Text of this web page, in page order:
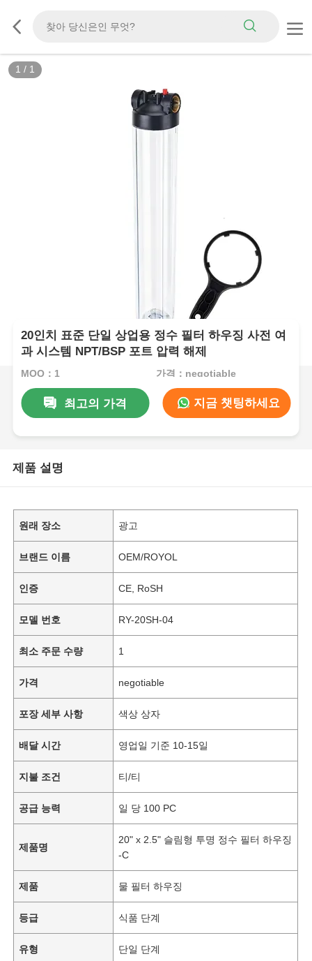
1 / 1
20인치 표준 단일 상업용 정수 필터 하우징 사전 여
과 시스템 NPT/BSP 포트 압력 해제
MOQ：1 가격：negotiable
최고의 가격 지금 챗팅하세요
제품 설명
원래 장소 광고
브랜드 이름 OEM/ROYOL
인증 CE, RoSH
모델 번호 RY-20SH-04
최소 주문 수량 1
가격 negotiable
포장 세부 사항 색상 상자
배달 시간 영업일 기준 10-15일
지불 조건 티/티
공급 능력 일 당 100 PC
제품명
20" x 2.5" 슬림형 투명 정수 필터 하우징
-C
제품 물 필터 하우징
등급 식품 단계
유형 단일 단계